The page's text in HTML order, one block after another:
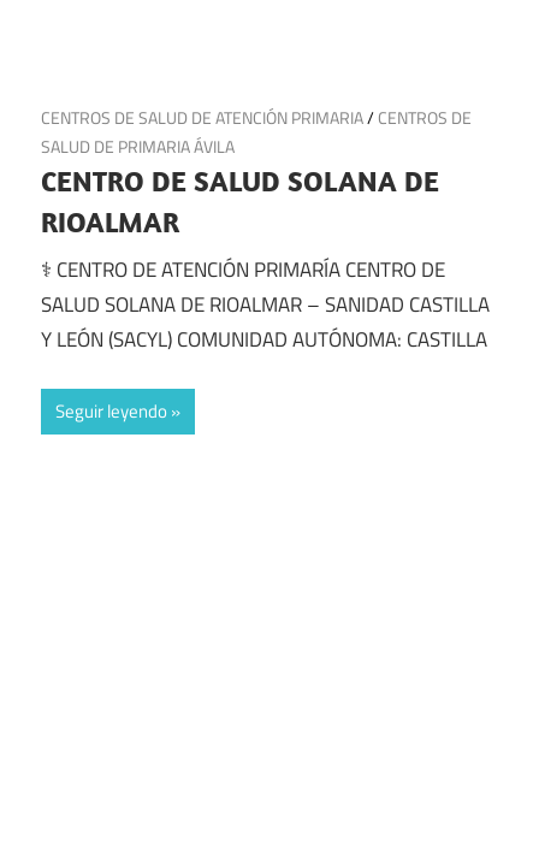
21 de julio de 2025
CENTROS DE SALUD DE ATENCIÓN PRIMARIA/CENTROS DE
SALUD DE PRIMARIA ÁVILA
CENTRO DE SALUD SOLANA DE
RIOALMAR
⚕️ CENTRO DE ATENCIÓN PRIMARÍA CENTRO DE
SALUD SOLANA DE RIOALMAR – SANIDAD CASTILLA
Y LEÓN (SACYL) COMUNIDAD AUTÓNOMA: CASTILLA
Seguir leyendo